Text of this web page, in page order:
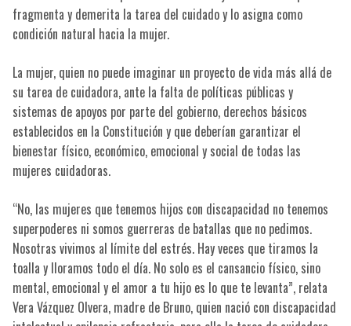
fragmenta y demerita la tarea del cuidado y lo asigna como
condición natural hacia la mujer.
La mujer, quien no puede imaginar un proyecto de vida más allá de
su tarea de cuidadora, ante la falta de políticas públicas y
sistemas de apoyos por parte del gobierno, derechos básicos
establecidos en la Constitución y que deberían garantizar el
bienestar físico, económico, emocional y social de todas las
mujeres cuidadoras.
“No, las mujeres que tenemos hijos con discapacidad no tenemos
superpoderes ni somos guerreras de batallas que no pedimos.
Nosotras vivimos al límite del estrés. Hay veces que tiramos la
toalla y lloramos todo el día. No solo es el cansancio físico, sino
mental, emocional y el amor a tu hijo es lo que te levanta”, relata
Vera Vázquez Olvera, madre de Bruno, quien nació con discapacidad